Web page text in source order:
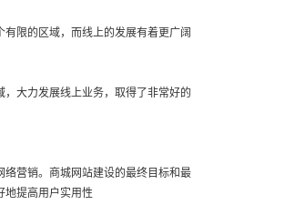
限的区域，而线上的发展有着更广阔
大力发展线上业务，取得了非常好的
营销。商城网站建设的最终目标和最
地提高用户实用性